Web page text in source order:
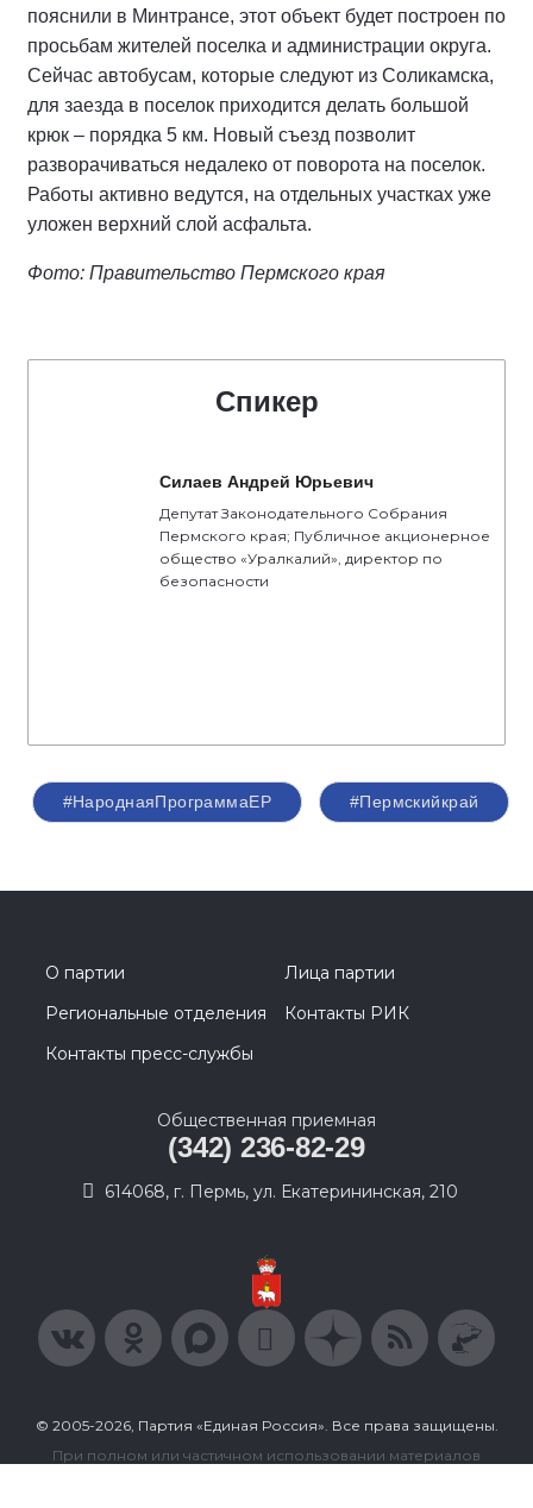
пояснили в Минтрансе, этот объект будет построен по
просьбам жителей поселка и администрации округа.
Сейчас автобусам, которые следуют из Соликамска,
для заезда в поселок приходится делать большой
крюк – порядка 5 км. Новый съезд позволит
разворачиваться недалеко от поворота на поселок.
Работы активно ведутся, на отдельных участках уже
уложен верхний слой асфальта.
Фото: Правительство Пермского края
Спикер
Силаев Андрей Юрьевич
Депутат Законодательного Собрания
Пермского края; Публичное акционерное
общество «Уралкалий», директор по
безопасности
#НароднаяПрограммаЕР #Пермскийкрай
О партии
Лица партии
Региональные отделения
Контакты РИК
Контакты пресс-службы
Общественная приемная
(342) 236-82-29
614068, г. Пермь, ул. Екатерининская, 210
© 2005-2026, Партия «Единая Россия». Все права защищены.
При полном или частичном использовании материалов